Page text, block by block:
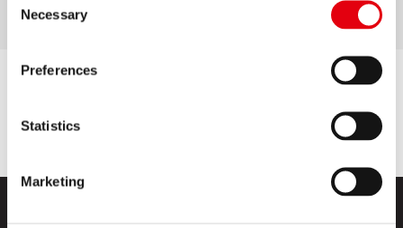
Selection
Necessary
Preferences
Statistics
Marketing